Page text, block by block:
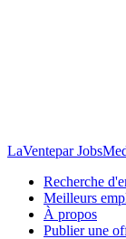
LaVentepar
Recherche
Meilleurs
À propos
Publier une